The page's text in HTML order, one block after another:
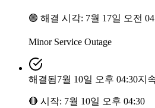
🟢 해결 시각: 7월 17일 오전
Minor Service Outage
해결됨7월 10일 오후 04:30지
🔴 시작: 7월 10일 오후 04:30